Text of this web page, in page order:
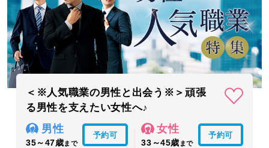
＜※人気職業の男性と出会う※＞頑張
る男性を支えたい女性へ♪
男性
35～47歳まで
予約可
女性
33～45歳 まで
予約可